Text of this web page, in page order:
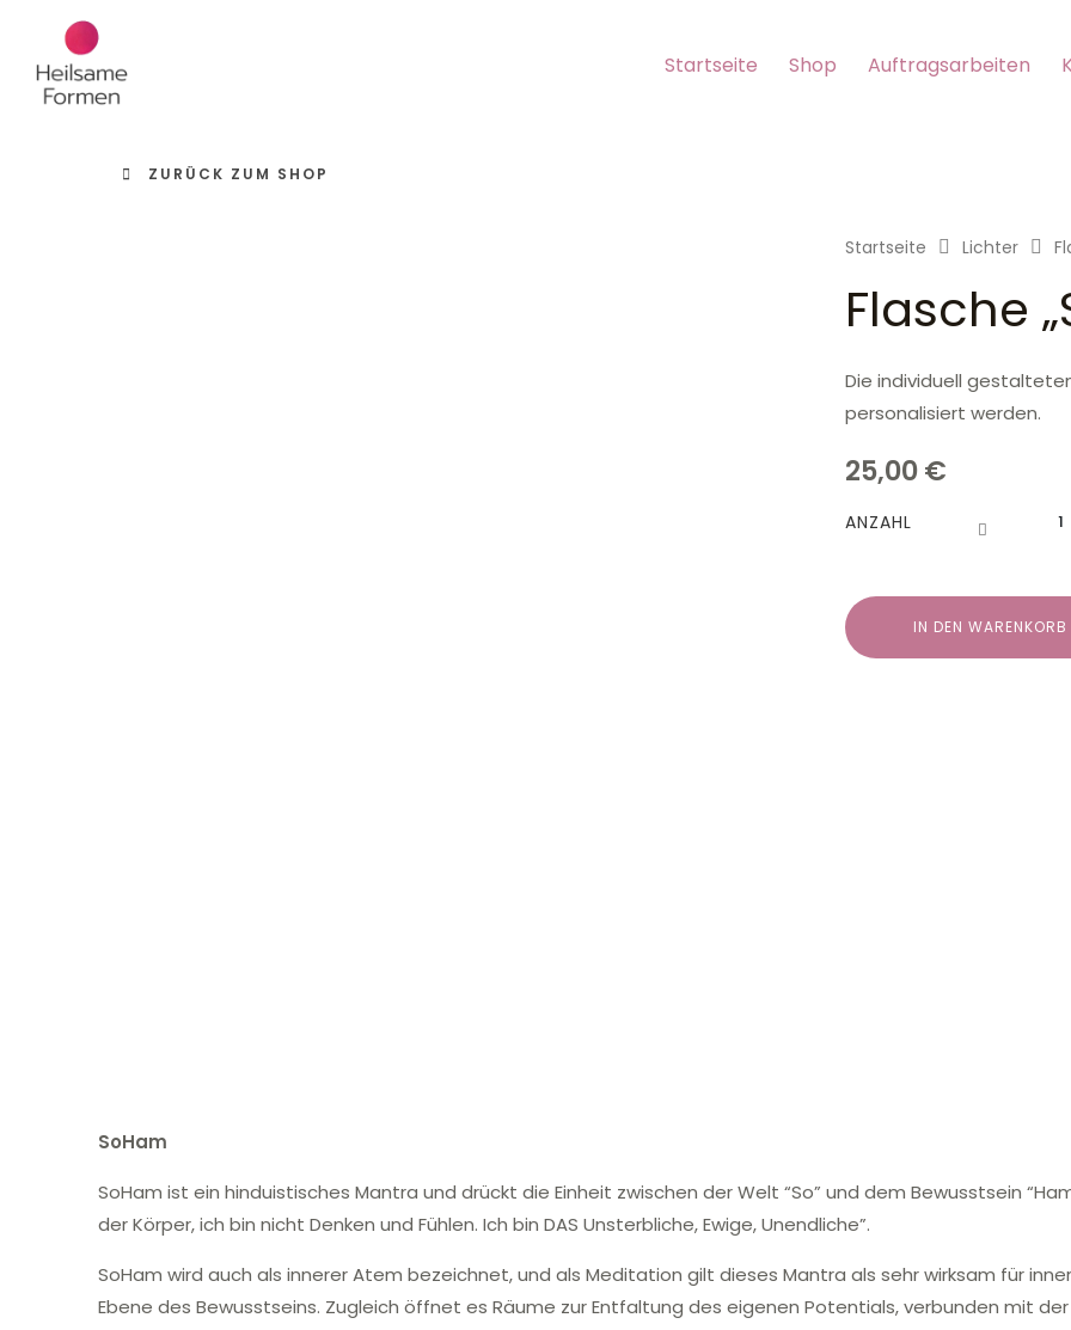
springen
Startseite Shop Auftragsarbeiten
ZURÜCK ZUM SHOP
Startseite Lichter
Flasche
Die individuell
personalisiert werden.
25,00€
ANZAHL
IN DEN WARENKORB
SoHam
SoHam ist ein hinduistisches Mantra und drückt die Einheit zwischen der Welt “So” und dem Bewusstsein
der Körper, ich bin nicht Denken und Fühlen. Ich bin DAS Unsterbliche, Ewige, Unendliche”.
SoHam wird auch als innerer Atem bezeichnet, und als Meditation gilt dieses Mantra als sehr wirksam für
Ebene des Bewusstseins. Zugleich öffnet es Räume zur Entfaltung des eigenen Potentials, verbunden mit der